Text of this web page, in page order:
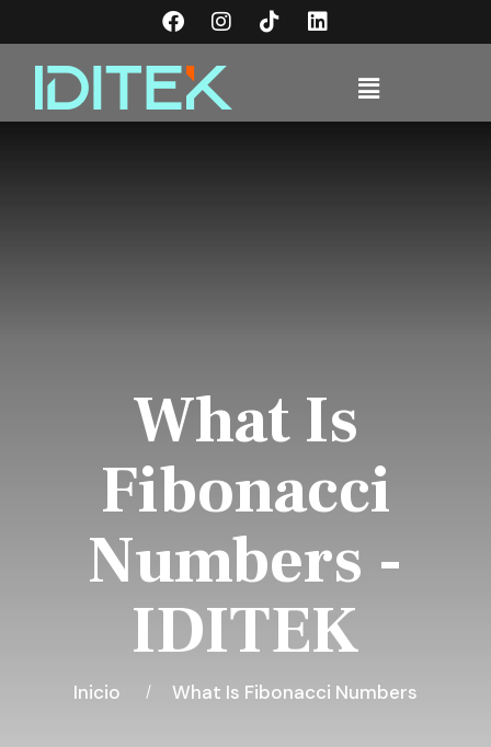
What Is
Fibonacci
Numbers -
IDITEK
Inicio What Is Fibonacci Numbers